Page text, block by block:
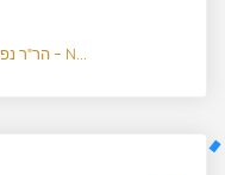
הר"ר נפתלי ברמ"א שלעזינגער - N...